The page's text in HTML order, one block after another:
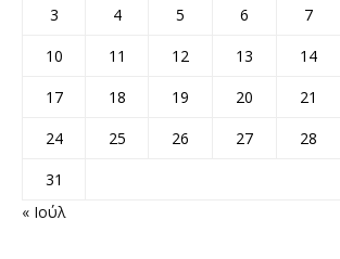
3
4 5 6 7
10
11 12 13 14
17
18 19 20 21
24
25 26 27 28
31
« Ιούλ